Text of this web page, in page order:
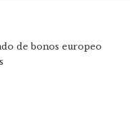
de bonos europeo